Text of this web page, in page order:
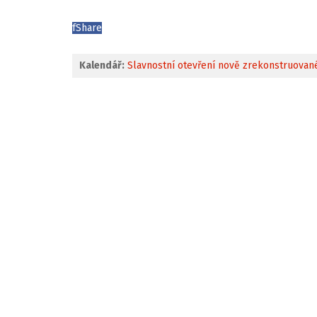
fShare
Kalendář: Slavnostní otevření nově